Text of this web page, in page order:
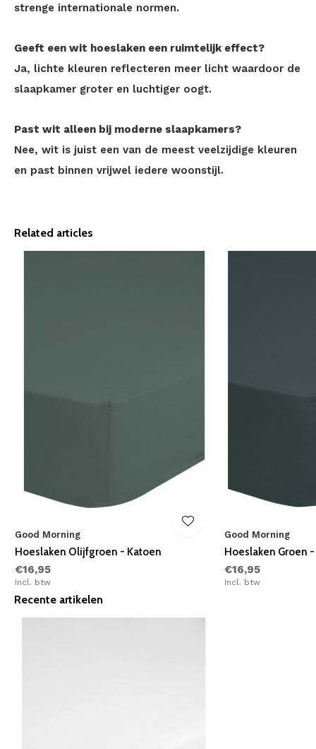
strenge internationale normen.
Geeft een wit hoeslaken een ruimtelijk effect?
Ja, lichte kleuren reflecteren meer licht waardoor de
slaapkamer groter en luchtiger oogt.
Past wit alleen bij moderne slaapkamers?
Nee, wit is juist een van de meest veelzijdige kleuren
en past binnen vrijwel iedere woonstijl.
Related articles
Good Morning
Hoeslaken Olijfgroen - Katoen
€16,95
Incl. btw
Good Morning
Hoeslaken Groen
€16,95
Incl. btw
Recente artikelen